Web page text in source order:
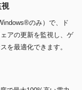
のみ）で、ド
アの更新を監視し、ゲ
を最適化できます。